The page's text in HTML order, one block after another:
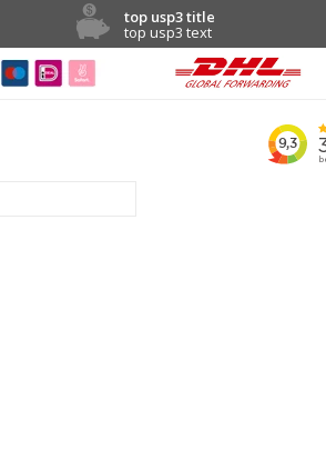
top usp3 title
top usp3 text